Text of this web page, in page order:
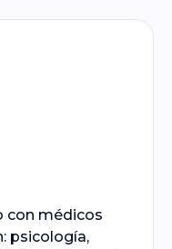
con médicos
psicología,